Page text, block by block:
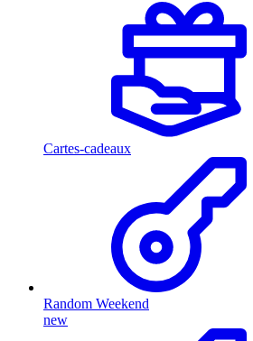
Cartes-cadeaux
Random Weekend
new